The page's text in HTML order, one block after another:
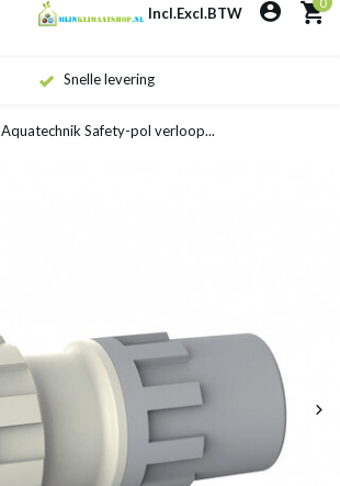
Incl.Excl.BTW
Snelle levering
Aquatechnik Safety-pol verloop...